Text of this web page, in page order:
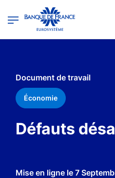
Banque de France - Menu
Document de travail
Économie
Défauts
Mise en ligne le 7